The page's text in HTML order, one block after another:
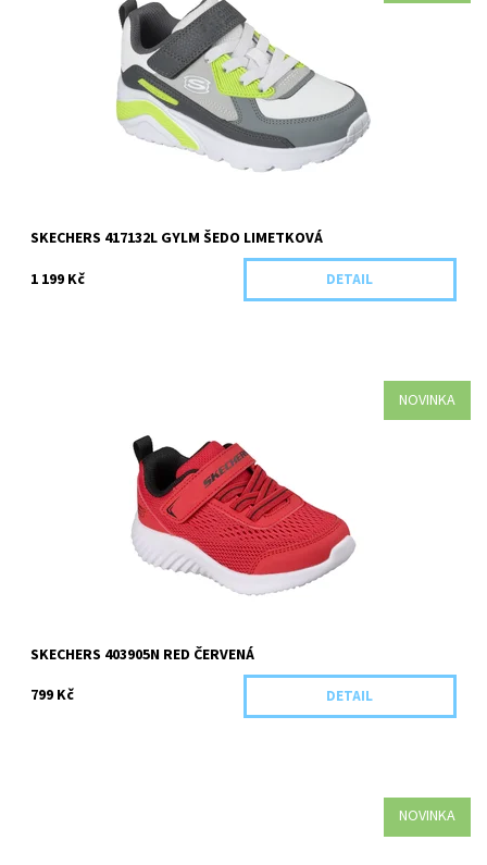
Kategorie: Chlapecká obuv Barva: Šedo limetková Materiál:
Textil/Syntetika Pro koho: Chlapecká
Skladem 1 ks
5937/33
SKECHERS 417132L GYLM ŠEDO LIMETKOVÁ
1 199 Kč
DETAIL
NOVINKA
Kategorie: Chlapecká obuv Barva: Červená Materiál:
Textil/Syntetika Pro koho: Chlapecká
Skladem 3 ks
5934/23
SKECHERS 403905N RED ČERVENÁ
799 Kč
DETAIL
NOVINKA